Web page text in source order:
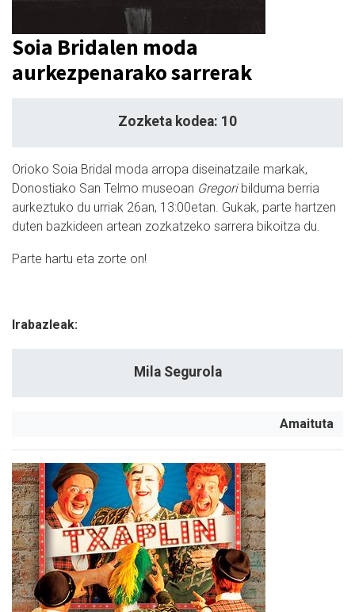
Soia Bridalen moda
aurkezpenarako sarrerak
Zozketa kodea: 10
Orioko Soia Bridal moda arropa diseinatzaile markak,
Donostiako San Telmo museoan Gregoribilduma berria
aurkeztuko du urriak 26an, 13:00etan. Gukak, parte hartzen
duten bazkideen artean zozkatzeko sarrera bikoitza du.
Parte hartu eta zorte on!
Irabazleak:
Mila Segurola
Amaituta